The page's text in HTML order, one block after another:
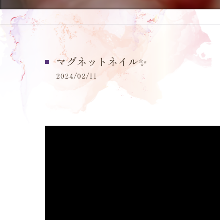
マグネットネイル✨️
2024/02/11